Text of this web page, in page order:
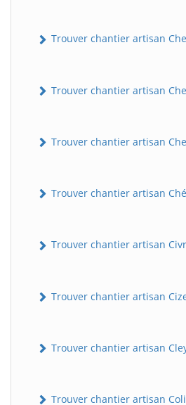
Trouver chantier artisan
Trouver chantier artisan
Trouver chantier artisan
Trouver chantier artisan
Trouver chantier artisan
Trouver chantier artisan
Trouver chantier artisan
Trouver chantier artisan